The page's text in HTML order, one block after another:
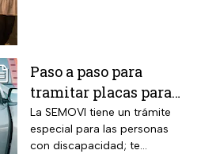
Paso a paso para
tramitar placas para
automovilistas con
discapacidad en
La SEMOVI tiene un trámite
especial para las personas
con discapacidad; te